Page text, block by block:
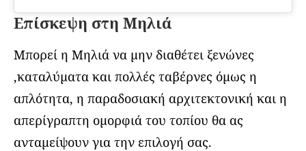
Επίσκεψη στη Μηλιά
Μπορεί η Μηλιά να μην διαθέτει ξενώνες
,καταλύματα και πολλές ταβέρνες όμως η
απλότητα, η παραδοσιακή αρχιτεκτονική και η
απερίγραπτη ομορφιά του τοπίου θα ας
ανταμείψουν για την επιλογή σας.